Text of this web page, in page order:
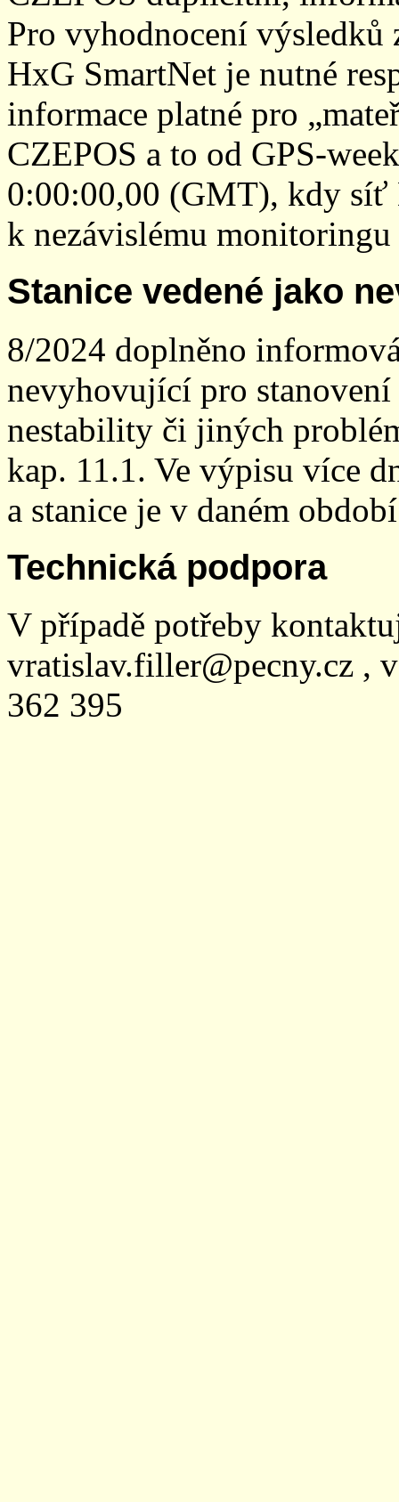
Pro vyhodnocení
HxG SmartNet je nutné
informace platné pro
CZEPOS a to od GPS-
0:00:00,00 (GMT), kdy síť
k nezávislému
Stanice vedené jako
8/2024 doplněno
nevyhovující pro
nestability či jiných
kap. 11.1. Ve výpisu více
a stanice je v daném
Technická podpora
V případě potřeby
vratislav.filler@pecny.cz ,
362 395